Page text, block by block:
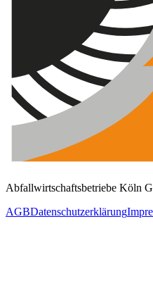
Abfallwirtschaftsbetriebe Köln
AGBDatenschutzerklärung